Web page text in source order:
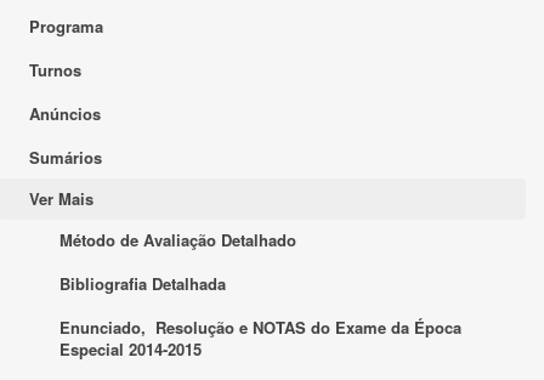
Programa
Turnos
Anúncios
Sumários
Ver Mais
Método de Avaliação Detalhado
Bibliografia Detalhada
Enunciado, Resolução e NOTAS do Exame da Época
Especial 2014-2015